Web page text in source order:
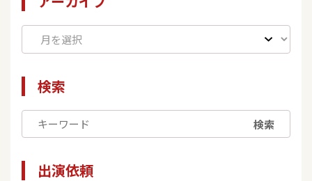
検索
検索
出演依頼